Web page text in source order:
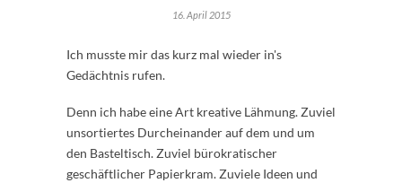
16. April 2015
Ich musste mir das kurz mal wieder in's
Gedächtnis rufen.
Denn ich habe eine Art kreative Lähmung. Zuviel
unsortiertes Durcheinander auf dem und um
den Basteltisch. Zuviel bürokratischer
geschäftlicher Papierkram. Zuviele Ideen und